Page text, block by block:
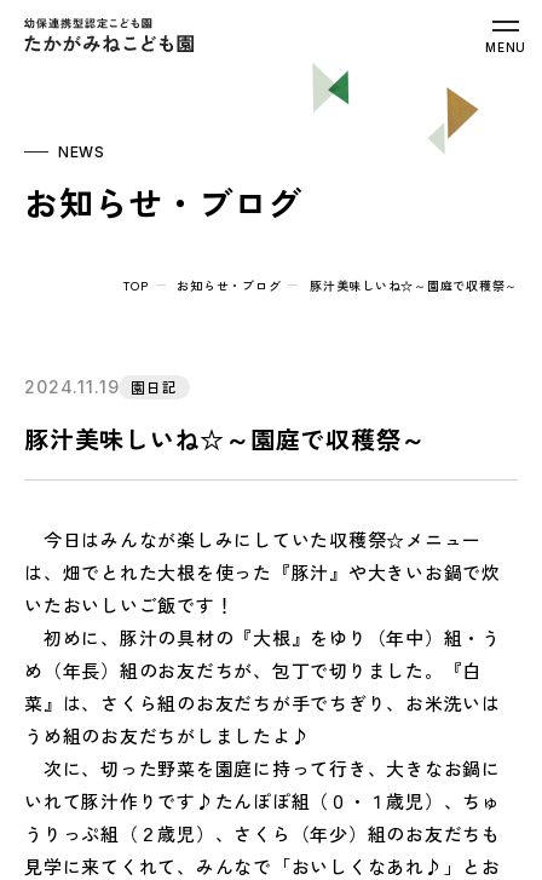
幼保連携型認定こども園 たかがみねこ
MENU
NEWS
お知らせ・ブログ
TOP お知らせ・ブログ 豚汁美味しいね☆～園庭で収穫祭～
2024.11.19 園日記
豚汁美味しいね☆～園庭で収穫祭～
今日はみんなが楽しみにしていた収穫祭☆メニュー
は、畑でとれた大根を使った『豚汁』や大きいお鍋で炊
いたおいしいご飯です！
初めに、豚汁の具材の『大根』をゆり（年中）組・う
め（年長）組のお友だちが、包丁で切りました。『白
菜』は、さくら組のお友だちが手でちぎり、お米洗いは
うめ組のお友だちがしましたよ♪
次に、切った野菜を園庭に持って行き、大きなお鍋に
いれて豚汁作りです♪たんぽぽ組（０・１歳児）、ちゅ
うりっぷ組（２歳児）、さくら（年少）組のお友だちも
見学に来てくれて、みんなで「おいしくなあれ♪」とお